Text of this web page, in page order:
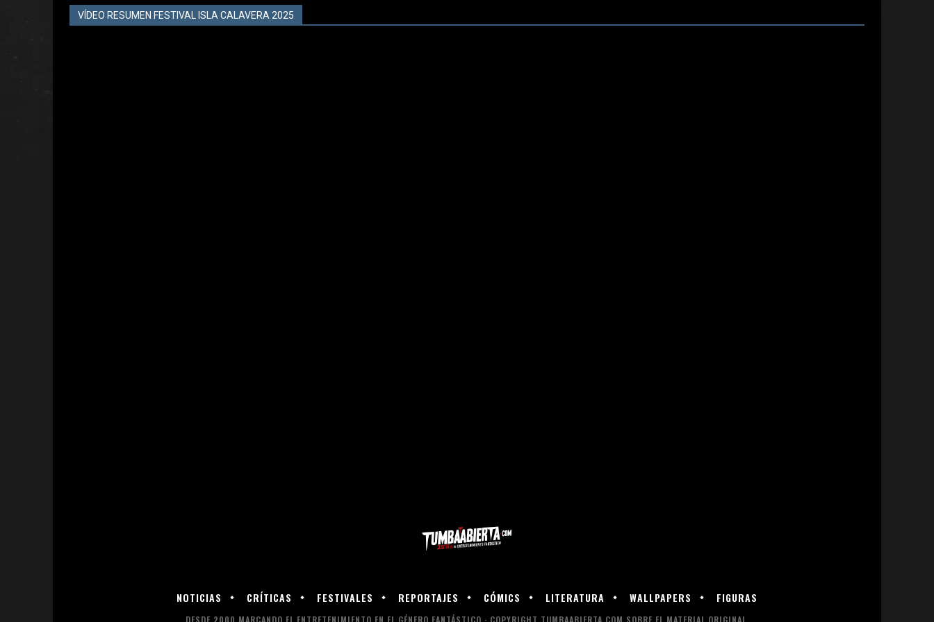
VÍDEO RESUMEN FESTIVAL ISLA CALAVERA 2025
NOTICIAS CRÍTICAS FESTIVALES REPORTAJES CÓMICS LITERATURA WALLPAPERS FIGURAS
DESDE 2000 MARCANDO EL ENTRETENIMIENTO EN EL GÉNERO FANTÁSTICO · COPYRIGHT TUMBAABIERTA.COM SOBRE EL MATERIAL ORIGINAL.